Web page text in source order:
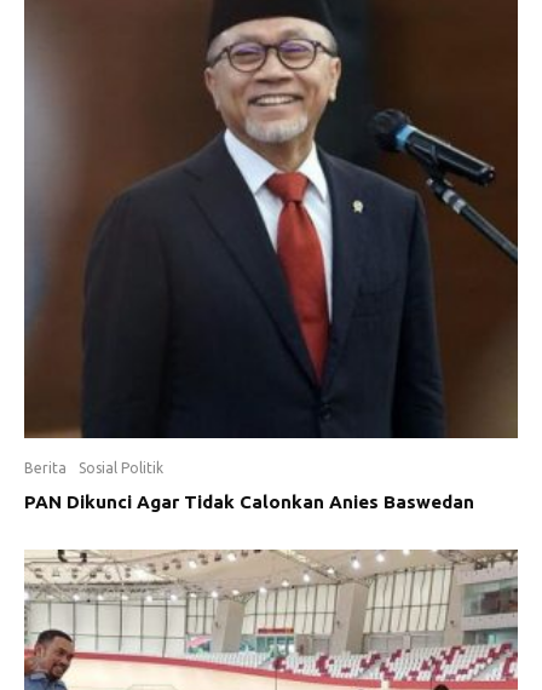
Berita Sosial Politik
PAN Dikunci Agar Tidak Calonkan Anies Baswedan